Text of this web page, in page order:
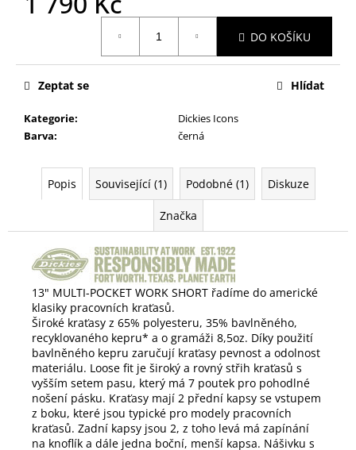
DO KOŠÍKU
Kategorie:
Dickies Icons
Barva: černá
Zeptat se Hlídat
Popis Související (1) Podobné (1) Diskuze
Značka
13" MULTI-POCKET WORK SHORT řadíme do americké
klasiky pracovních kraťasů.
Široké kraťasy z 65% polyesteru, 35% bavlněného,
recyklovaného kepru* a o gramáži 8,5oz. Díky použití
bavlněného kepru zaručují kraťasy pevnost a odolnost
materiálu. Loose fit je široký a rovný střih kraťasů s
vyšším setem pasu, který má 7 poutek pro pohodlné
nošení pásku. Kraťasy mají 2 přední kapsy se vstupem
z boku, které jsou typické pro modely pracovních
kraťasů. Zadní kapsy jsou 2, z toho levá má zapínání
na knoflík a dále jedna boční, menší kapsa. Nášivku s